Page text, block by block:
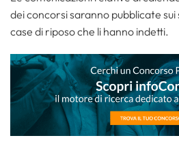
dei concorsi saranno pubblicate sui
case di riposo che li hanno indetti.